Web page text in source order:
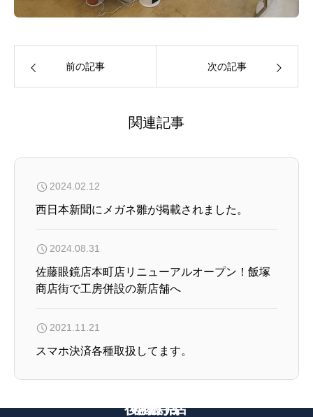
前の記事 次の記事
関連記事
2024.02.12
西日本新聞にメガネ雛が掲載されました。
2024.08.31
佐藤眼鏡店本町店リニューアルオープン！飯塚
商店街で工房併設の新店舗へ
2021.11.21
スマホ決済各種取扱してます。
本町店
穂波店
後藤寺店